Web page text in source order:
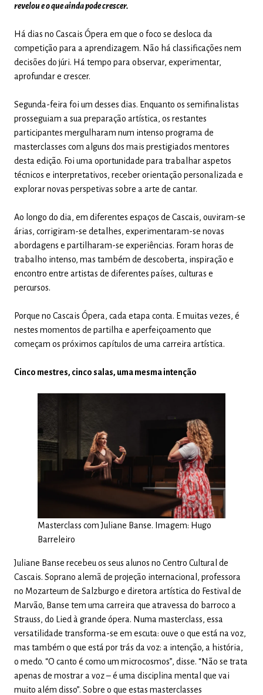
revelou e o que ainda pode crescer.
Há dias no Cascais Ópera em que o foco se desloca da
competição para a aprendizagem. Não há classificações nem
decisões do júri. Há tempo para observar, experimentar,
aprofundar e crescer.
Segunda-feira foi um desses dias. Enquanto os semifinalistas
prosseguiam a sua preparação artística, os restantes
participantes mergulharam num intenso programa de
masterclasses com alguns dos mais prestigiados mentores
desta edição. Foi uma oportunidade para trabalhar aspetos
técnicos e interpretativos, receber orientação personalizada e
explorar novas perspetivas sobre a arte de cantar.
Ao longo do dia, em diferentes espaços de Cascais, ouviram-se
árias, corrigiram-se detalhes, experimentaram-se novas
abordagens e partilharam-se experiências. Foram horas de
trabalho intenso, mas também de descoberta, inspiração e
encontro entre artistas de diferentes países, culturas e
percursos.
Porque no Cascais Ópera, cada etapa conta. E muitas vezes, é
nestes momentos de partilha e aperfeiçoamento que
começam os próximos capítulos de uma carreira artística.
Cinco mestres, cinco salas, uma mesma intenção
Masterclass com Juliane Banse. Imagem: Hugo
Barreleiro
Juliane Banse recebeu os seus alunos no Centro Cultural de
Cascais. Soprano alemã de projeção internacional, professora
no Mozarteum de Salzburgo e diretora artística do Festival de
Marvão, Banse tem uma carreira que atravessa do barroco a
Strauss, do Lied à grande ópera. Numa masterclass, essa
versatilidade transforma-se em escuta: ouve o que está na voz,
mas também o que está por trás da voz: a intenção, a história,
o medo. “O canto é como um microcosmos”, disse. “Não se trata
apenas de mostrar a voz – é uma disciplina mental que vai
muito além disso”. Sobre o que estas masterclasses